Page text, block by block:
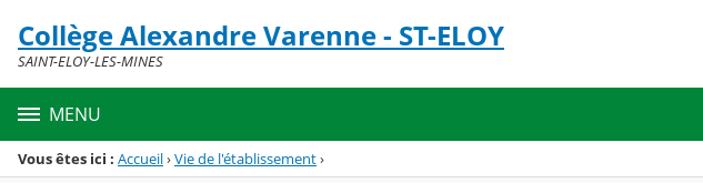
Menu de la rubrique
Contenu
Collège Alexandre Varenne - ST-ELOY
SAINT-ELOY-LES-MINES
MENU
Vous êtes ici : Accueil›Vie de l'établissement›